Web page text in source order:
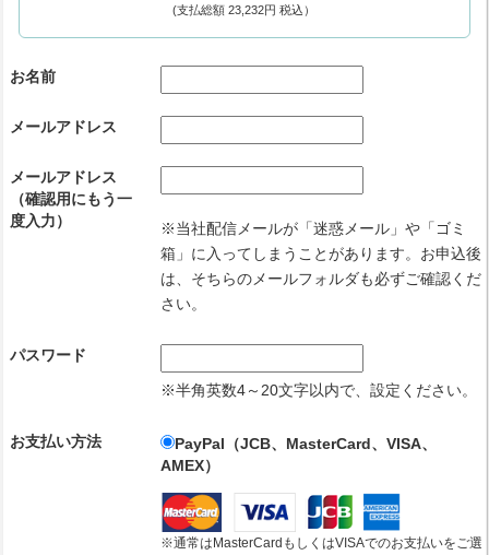
(支払総額 23,232円 税込）
お名前
メールアドレス
メールアドレス
（確認用にもう一
度入力）
※当社配信メールが「迷惑メール」や「ゴミ
箱」に入ってしまうことがあります。お申込後
は、そちらのメールフォルダも必ずご確認くだ
さい。
パスワード
※半角英数4～20文字以内で、設定ください。
お支払い方法
PayPal（JCB、MasterCard、VISA、
AMEX）
※通常はMasterCardもしくはVISAでのお支払いをご選